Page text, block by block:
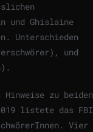
und Ghislaine
Unterschieden
und
zu beiden
listete das FBI
Vier